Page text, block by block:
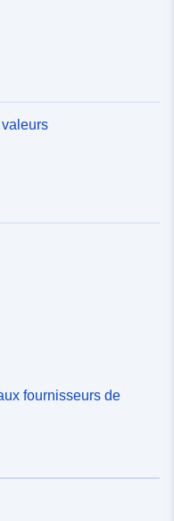
fournisseurs de